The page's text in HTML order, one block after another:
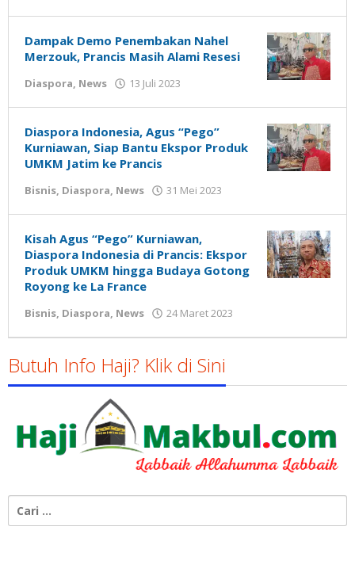
Susanto
Dampak Demo Penembakan Nahel
Merzouk, Prancis Masih Alami Resesi
Diaspora, News 13 Juli 2023
Susanto
Diaspora Indonesia, Agus “Pego”
Kurniawan, Siap Bantu Ekspor Produk
UMKM Jatim ke Prancis
Bisnis, Diaspora, News 31 Mei 2023
Susanto
Kisah Agus “Pego” Kurniawan,
Diaspora Indonesia di Prancis: Ekspor
Produk UMKM hingga Budaya Gotong
Royong ke La France
Bisnis, Diaspora, News 24 Maret 2023
Susanto
Butuh Info Haji? Klik di Sini
untuk: